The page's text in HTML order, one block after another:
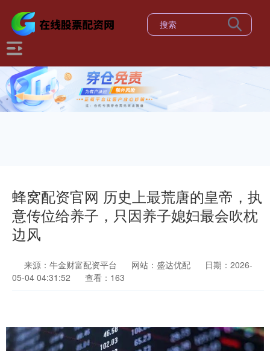
蜂窝配资官网 历史上最荒唐的皇帝，执
意传位给养子，只因养子媳妇最会吹枕
边风
来源：牛金财富配资平台 网站：盛达优配
日期：2026-
05-04 04:31:52
查看：163